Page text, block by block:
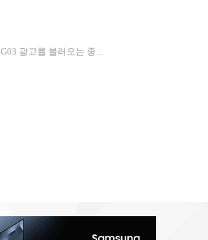
G03 광고를 불러오는 중...